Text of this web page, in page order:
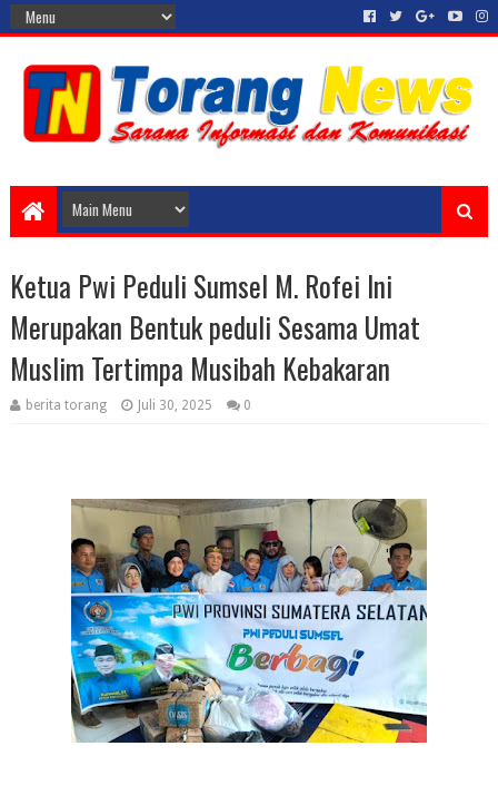
Ketua Pwi Peduli Sumsel M. Rofei Ini
Merupakan Bentuk peduli Sesama Umat
Muslim Tertimpa Musibah Kebakaran
berita torang Juli 30, 2025 0